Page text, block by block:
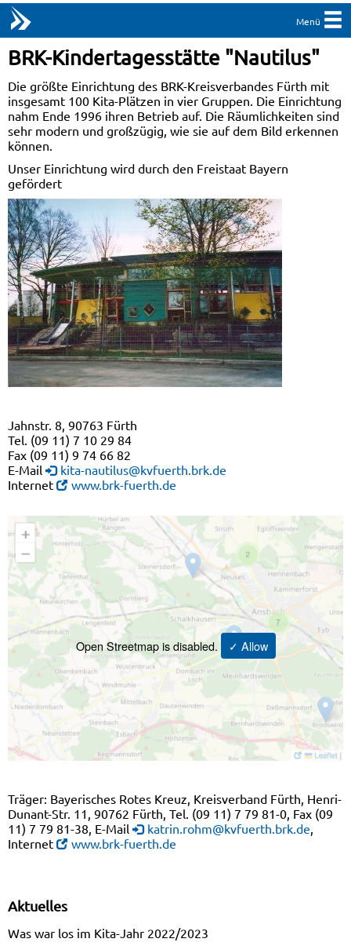
Menü
BRK-Kindertagesstätte "Nautilus"
Die größte Einrichtung des BRK-Kreisverbandes Fürth mit
insgesamt 100 Kita-Plätzen in vier Gruppen. Die Einrichtung
nahm Ende 1996 ihren Betrieb auf. Die Räumlichkeiten sind
sehr modern und großzügig, wie sie auf dem Bild erkennen
können.
Unser Einrichtung wird durch den Freistaat Bayern
gefördert
Jahnstr. 8, 90763 Fürth
Tel. (09 11) 7 10 29 84
Fax (09 11) 9 74 66 82
E-Mail
kita-nautilus@kvfuerth.brk.de
Internet
www.brk-fuerth.de
Open Streetmap is disabled. ✓ Allow
Träger: Bayerisches Rotes Kreuz, Kreisverband Fürth, Henri-
Dunant-Str. 11, 90762 Fürth, Tel. (09 11) 7 79 81-0, Fax (09
11) 7 79 81-38, E-Mail
katrin.rohm@kvfuerth.brk.de,
Internet
www.brk-fuerth.de
Aktuelles
Was war los im Kita-Jahr 2022/2023